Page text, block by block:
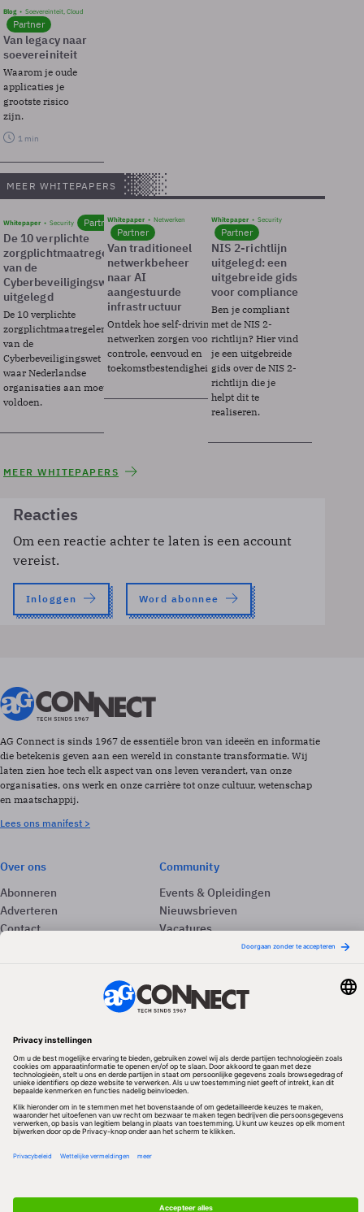
Blog Soevereinteit, Cloud
Partner
Van legacy naar
soevereiniteit
Waarom je oude
applicaties je
grootste risico
zijn.
1 min
MEER WHITEPAPERS
Whitepaper Security Partner
De 10 verplichte
zorgplichtmaatregelen
van de
Cyberbeveiligingswet
uitgelegd
De 10 verplichte
zorgplichtmaatregelen
van de
Cyberbeveiligingswet
waar Nederlandse
organisaties aan moeten
voldoen.
Whitepaper Netwerken
Partner
Van traditioneel
netwerkbeheer
naar AI
aangestuurde
infrastructuur
Ontdek hoe self-driving
netwerken zorgen voor
controle, eenvoud en
toekomstbestendigheid.
Whitepaper Security
Partner
NIS 2-richtlijn
uitgelegd: een
uitgebreide gids
voor compliance
Ben je compliant
met de NIS 2-
richtlijn? Hier vind
je een uitgebreide
gids over de NIS 2-
richtlijn die je
helpt dit te
realiseren.
MEER WHITEPAPERS
Reacties
Om een reactie achter te laten is een account
vereist.
Inloggen Word abonnee
AG Connect is sinds 1967 de essentiële bron van ideeën en informatie
die betekenis geven aan een wereld in constante transformatie. Wij
laten zien hoe tech elk aspect van ons leven verandert, van onze
organisaties, ons werk en onze carrière tot onze cultuur, wetenschap
en maatschappij.
Lees ons manifest >
Over ons
Abonneren
Adverteren
Contact
Community
Events & Opleidingen
Nieuwsbrieven
Vacatures
Redactionele partner